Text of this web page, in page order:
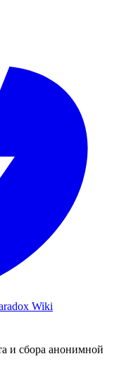
Wiki
и сбора анонимной